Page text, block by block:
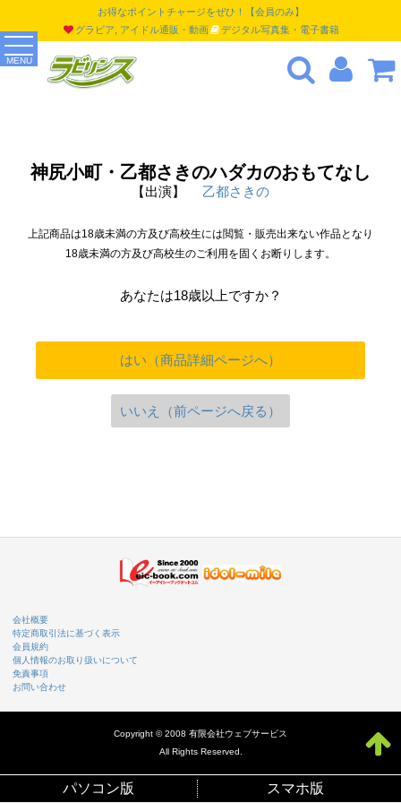
MENU
お得なポイントチャージをぜひ！【会員のみ】
グラビア, アイドル通販・動画
デジタル写真集・電子書籍
神尻小町・乙都さきのハダカのおもてなし
【出演】 乙都さきの
上記商品は18歳未満の方及び高校生には閲覧・販売出来ない作品となり
18歳未満の方及び高校生のご利用を固くお断りします。
あなたは18歳以上ですか？
はい（商品詳細ページへ）
いいえ（前ページへ戻る）
会社概要
特定商取引法に基づく表示
会員規約
個人情報のお取り扱いについて
免責事項
お問い合わせ
Copyright © 2008 有限会社ウェブサービス
All Rights Reserved.
パソコン版 スマホ版